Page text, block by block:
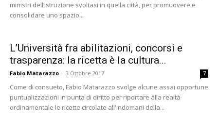
ministri dell’istruzione svoltasi in quella città, per promuovere e
consolidare uno spazio...
L’Università fra abilitazioni, concorsi e
trasparenza: la ricetta è la cultura...
Fabio Matarazzo - 3 Ottobre 2017 7
Come di consueto, Fabio Matarazzo svolge alcune assai opportune
puntualizzazioni in punta di diritto per riportare alla realtà
ordinamentale le ricette circolate all'indomani della...